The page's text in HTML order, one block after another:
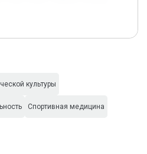
культуры
Спортивная медицина